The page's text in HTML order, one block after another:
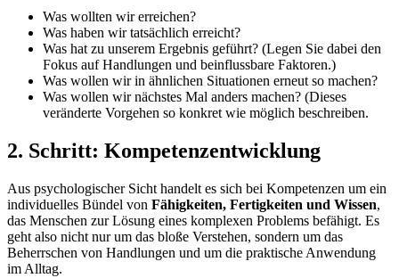
Was wollten wir erreichen?
Was haben wir tatsächlich erreicht?
Was hat zu unserem Ergebnis geführt? (Legen Sie dabei den
Fokus auf Handlungen und beinflussbare Faktoren.)
Was wollen wir in ähnlichen Situationen erneut so machen?
Was wollen wir nächstes Mal anders machen? (Dieses
veränderte Vorgehen so konkret wie möglich beschreiben.
2. Schritt: Kompetenzentwicklung
Aus psychologischer Sicht handelt es sich bei Kompetenzen um ein
individuelles Bündel von Fähigkeiten, Fertigkeiten und Wissen,
das Menschen zur Lösung eines komplexen Problems befähigt. Es
geht also nicht nur um das bloße Verstehen, sondern um das
Beherrschen von Handlungen und um die praktische Anwendung
im Alltag.